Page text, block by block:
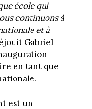
école qui
continuons à
et à
Gabriel
en tant que
est un